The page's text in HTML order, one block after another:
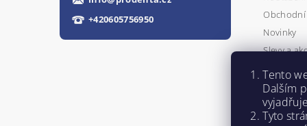
+420605756950
Novinky
Slevy a
Kontakty
Napište
Tento
Dalším
Tyto